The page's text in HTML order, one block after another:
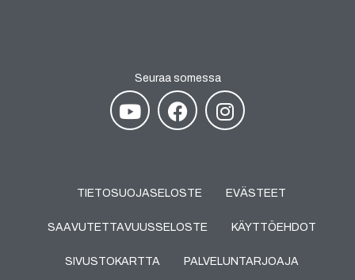
Seuraa somessa
TIETOSUOJASELOSTE EVÄSTEET
SAAVUTETTAVUUSSELOSTE KÄYTTÖEHDOT
SIVUSTOKARTTA PALVELUNTARJOAJA